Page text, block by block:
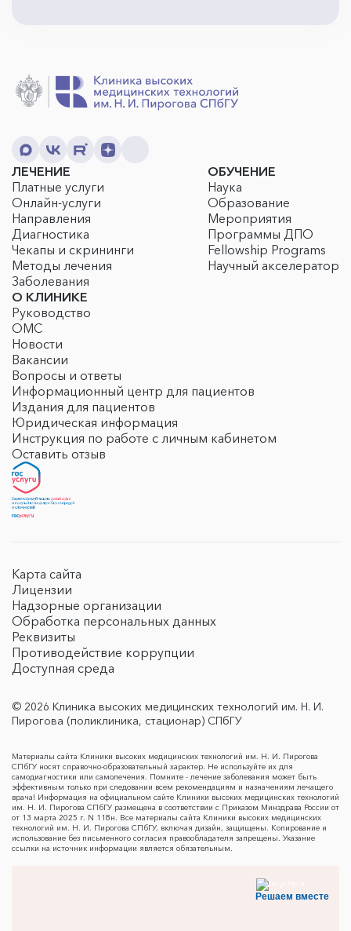
ЛЕЧЕНИЕ
Платные услуги
Онлайн-услуги
Направления
Диагностика
Чекапы и скрининги
Методы лечения
Заболевания
ОБУЧЕНИЕ
Наука
Образование
Мероприятия
Программы ДПО
Fellowship Programs
Научный акселератор
О КЛИНИКЕ
Руководство
ОМС
Новости
Вакансии
Вопросы и ответы
Информационный центр для пациентов
Издания для пациентов
Юридическая информация
Инструкция по работе с личным кабинетом
Оставить отзыв
Карта сайта
Лицензии
Надзорные организации
Обработка персональных данных
Реквизиты
Противодействие коррупции
Доступная среда
© 2026 Клиника высоких медицинских технологий им. Н. И.
Пирогова (поликлиника, стационар) СПбГУ
Материалы сайта Клиники высоких медицинских технологий им. Н. И. Пирогова
СПбГУ носят справочно-образовательный характер. Не используйте их для
самодиагностики или самолечения. Помните - лечение заболевания может быть
эффективным только при следовании всем рекомендациям и назначениям лечащего
врача! Информация на официальном сайте Клиники высоких медицинских технологий
им. Н. И. Пирогова СПбГУ размещена в соответствии с Приказом Минздрава России от
от 13 марта 2025 г. N 118н. Все материалы сайта Клиники высоких медицинских
технологий им. Н. И. Пирогова СПбГУ, включая дизайн, защищены. Копирование и
использование без письменного согласия правообладателя запрещены. Указание
ссылки на источник информации является обязательным.
Решаем вместе